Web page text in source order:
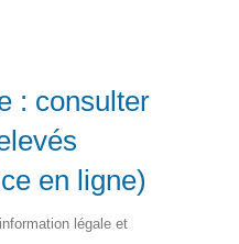
: consulter
en ligne)
légale et